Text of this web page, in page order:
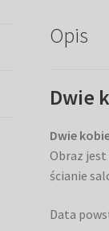
Opis
Dwie
Dwie
Obraz jest
ścianie
Data